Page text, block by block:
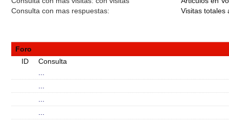
Consulta con mas respuestas:
Visitas totales
Foro
ID
Consulta